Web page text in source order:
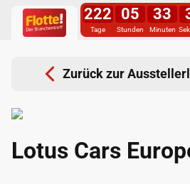
222
Tage
05
Stunden
33
Minuten
Zurück zur
Lotus Cars